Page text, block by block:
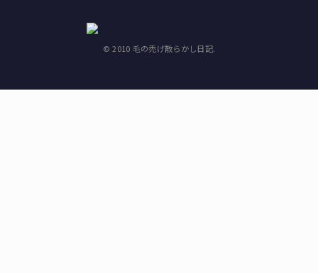
© 2010 毛の禿げ散らかし日記.